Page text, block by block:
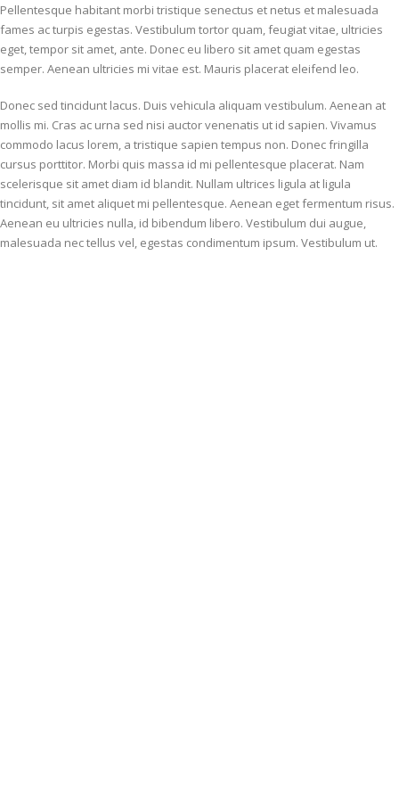
Pellentesque habitant morbi tristique senectus et netus et malesuada
fames ac turpis egestas. Vestibulum tortor quam, feugiat vitae, ultricies
eget, tempor sit amet, ante. Donec eu libero sit amet quam egestas
semper. Aenean ultricies mi vitae est. Mauris placerat eleifend leo.
Donec sed tincidunt lacus. Duis vehicula aliquam vestibulum. Aenean at
mollis mi. Cras ac urna sed nisi auctor venenatis ut id sapien. Vivamus
commodo lacus lorem, a tristique sapien tempus non. Donec fringilla
cursus porttitor. Morbi quis massa id mi pellentesque placerat. Nam
scelerisque sit amet diam id blandit. Nullam ultrices ligula at ligula
tincidunt, sit amet aliquet mi pellentesque. Aenean eget fermentum risus.
Aenean eu ultricies nulla, id bibendum libero. Vestibulum dui augue,
malesuada nec tellus vel, egestas condimentum ipsum. Vestibulum ut.